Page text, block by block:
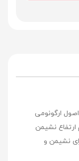
ارگونومی
نشیمن و